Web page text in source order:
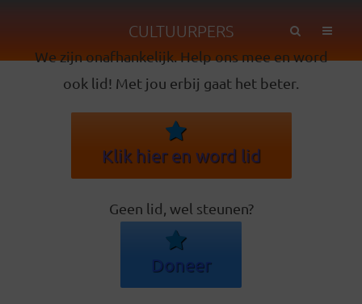
CULTUURPERS
We zijn onafhankelijk. Help ons mee en word
ook lid! Met jou erbij gaat het beter.
Klik hier en word lid
Geen lid, wel steunen?
Doneer